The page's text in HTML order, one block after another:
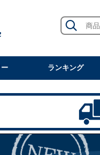
ランキング